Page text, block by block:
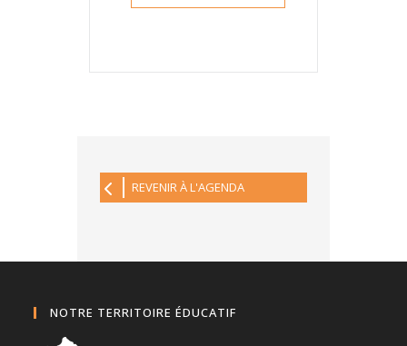
REVENIR À L'AGENDA
NOTRE TERRITOIRE ÉDUCATIF